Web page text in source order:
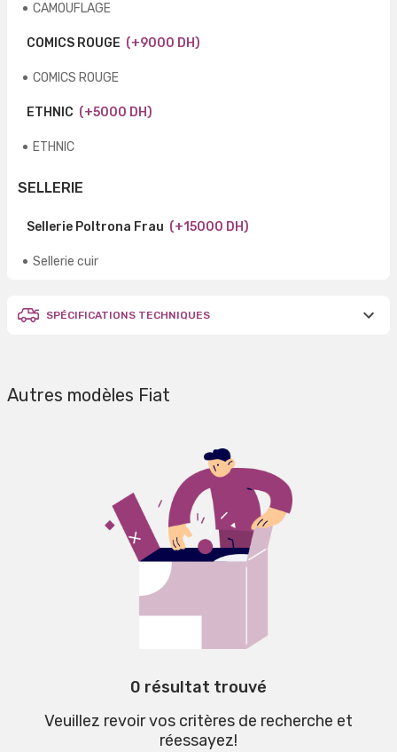
CAMOUFLAGE
COMICS ROUGE (+9000 DH)
COMICS ROUGE
ETHNIC (+5000 DH)
ETHNIC
SELLERIE
Sellerie Poltrona Frau (+15000 DH)
Sellerie cuir
SPÉCIFICATIONS TECHNIQUES
Autres modèles Fiat
0 résultat trouvé
Veuillez revoir vos critères de recherche et
réessayez!